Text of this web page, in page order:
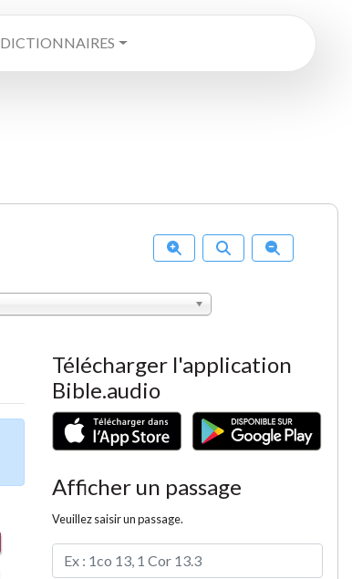
DICTIONNAIRES
Télécharger l'application
Bible.audio
Afficher un passage
Veuillez saisir un passage.